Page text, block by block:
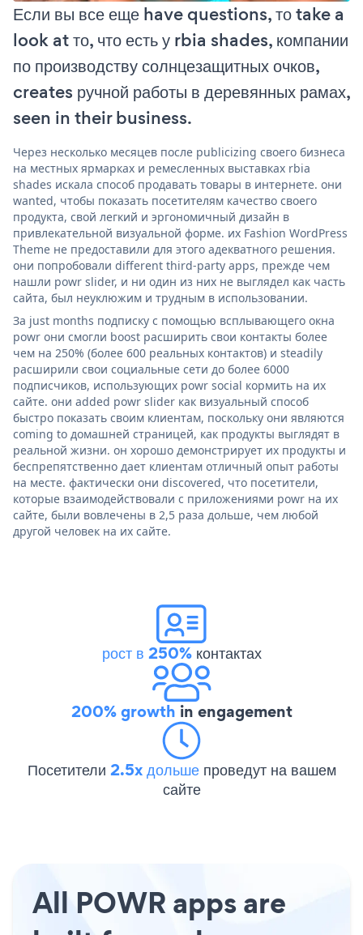
Если вы все еще have questions, то take a
look at то, что есть у rbia shades, компании
по производству солнцезащитных очков,
creates ручной работы в деревянных рамах,
seen in their business.
Через несколько месяцев после publicizing своего бизнеса
на местных ярмарках и ремесленных выставках rbia
shades искала способ продавать товары в интернете. они
wanted, чтобы показать посетителям качество своего
продукта, свой легкий и эргономичный дизайн в
привлекательной визуальной форме. их Fashion WordPress
Theme не предоставили для этого адекватного решения.
они попробовали different third-party apps, прежде чем
нашли powr slider, и ни один из них не выглядел как часть
сайта, был неуклюжим и трудным в использовании.
За just months подписку с помощью всплывающего окна
powr они смогли boost расширить свои контакты более
чем на 250% (более 600 реальных контактов) и steadily
расширили свои социальные сети до более 6000
подписчиков, использующих powr social кормить на их
сайте. они added powr slider как визуальный способ
быстро показать своим клиентам, поскольку они являются
coming to домашней страницей, как продукты выглядят в
реальной жизни. он хорошо демонстрирует их продукты и
беспрепятственно дает клиентам отличный опыт работы
на месте. фактически они discovered, что посетители,
которые взаимодействовали с приложениями powr на их
сайте, были вовлечены в 2,5 раза дольше, чем любой
другой человек на их сайте.
рост в 250%контактах
200% growth in engagement
Посетители 2.5x дольше проведут на вашем
сайте
All POWR apps are